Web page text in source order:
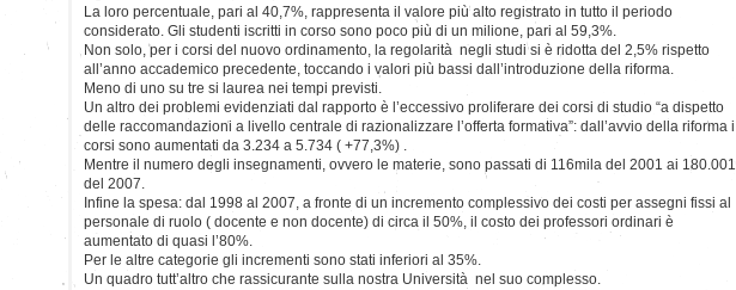
La loro percentuale, pari al 40,7%, rappresenta il valore più alto registrato in tutto il periodo
considerato. Gli studenti iscritti in corso sono poco più di un milione, pari al 59,3%.
Non solo, per i corsi del nuovo ordinamento, la regolarità negli studi si è ridotta del 2,5% rispetto
all’anno accademico precedente, toccando i valori più bassi dall’introduzione della riforma.
Meno di uno su tre si laurea nei tempi previsti.
Un altro dei problemi evidenziati dal rapporto è l’eccessivo proliferare dei corsi di studio “a dispetto
delle raccomandazioni a livello centrale di razionalizzare l’offerta formativa”: dall’avvio della riforma i
corsi sono aumentati da 3.234 a 5.734 ( +77,3%) .
Mentre il numero degli insegnamenti, ovvero le materie, sono passati di 116mila del 2001 ai 180.001
del 2007.
Infine la spesa: dal 1998 al 2007, a fronte di un incremento complessivo dei costi per assegni fissi al
personale di ruolo ( docente e non docente) di circa il 50%, il costo dei professori ordinari è
aumentato di quasi l’80%.
Per le altre categorie gli incrementi sono stati inferiori al 35%.
Un quadro tutt’altro che rassicurante sulla nostra Università nel suo complesso.